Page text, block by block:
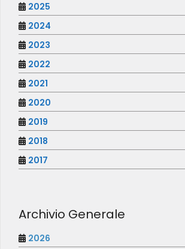
2025
2024
2023
2022
2021
2020
2019
2018
2017
Archivio Generale
2026